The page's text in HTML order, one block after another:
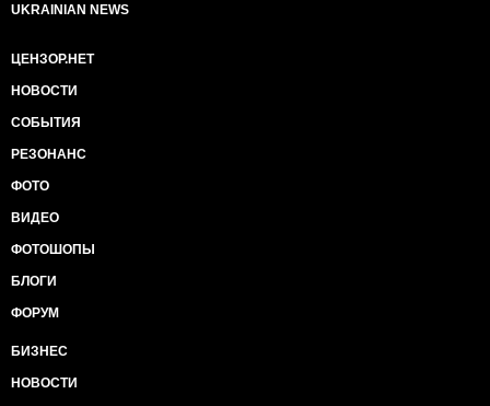
UKRAINIAN NEWS
ЦЕНЗОР.НЕТ
НОВОСТИ
СОБЫТИЯ
РЕЗОНАНС
ФОТО
ВИДЕО
ФОТОШОПЫ
БЛОГИ
ФОРУМ
БИЗНЕС
НОВОСТИ